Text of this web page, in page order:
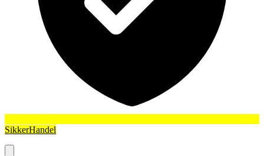
SikkerHandel